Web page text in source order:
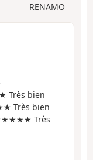
RENAMO
bien
Très bien
Très